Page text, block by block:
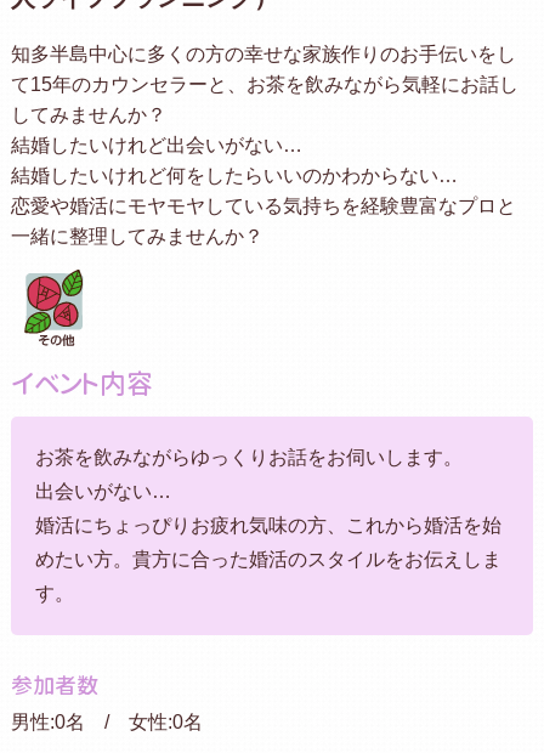
知多半島中心に多くの方の幸せな家族作りのお手伝いをし
て15年のカウンセラーと、お茶を飲みながら気軽にお話し
してみませんか？
結婚したいけれど出会いがない…
結婚したいけれど何をしたらいいのかわからない…
恋愛や婚活にモヤモヤしている気持ちを経験豊富なプロと
一緒に整理してみませんか？
イベント内容
お茶を飲みながらゆっくりお話をお伺いします。
出会いがない…
婚活にちょっぴりお疲れ気味の方、これから婚活を始
めたい方。貴方に合った婚活のスタイルをお伝えしま
す。
参加者数
男性:0名 / 女性:0名